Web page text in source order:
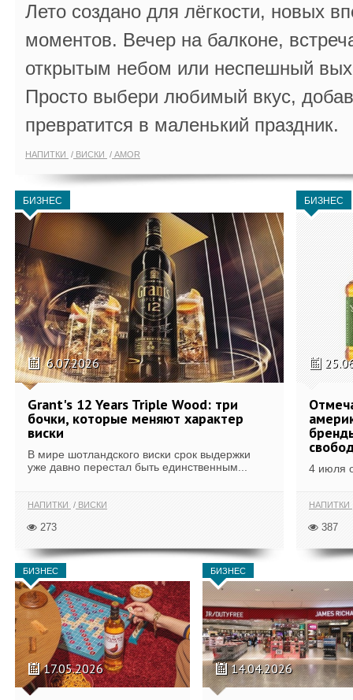
Лето создано для лёгкости, новых
моментов. Вечер на балконе,
открытым небом или неспешный
Просто выбери любимый вкус,
превратится в маленький праздник.
НАПИТКИ ВИСКИ AMOR
БИЗНЕС
6.07.2026
Grant's 12 Years Triple Wood: три
бочки, которые меняют характер
виски
В мире шотландского виски срок выдержки
уже давно перестал быть единственным...
НАПИТКИ ВИСКИ
273
БИЗНЕС
4 июля
НАПИТКИ
387
БИЗНЕС
17.05.2026
БИЗНЕС
14.04.2026